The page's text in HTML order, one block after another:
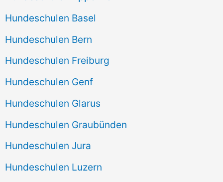
Hundeschulen Basel
Hundeschulen Bern
Hundeschulen Freiburg
Hundeschulen Genf
Hundeschulen Glarus
Hundeschulen Graubünden
Hundeschulen Jura
Hundeschulen Luzern